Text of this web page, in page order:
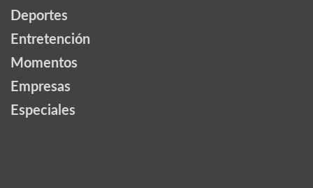
Deportes
Entretención
Momentos
Empresas
Especiales